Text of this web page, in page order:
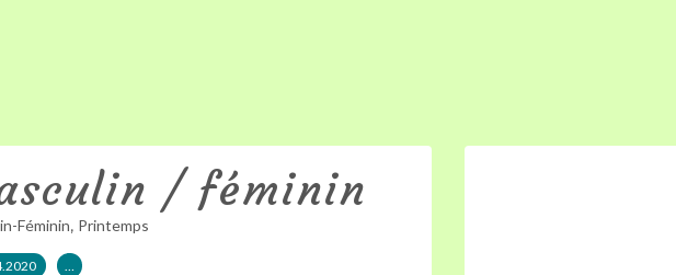
/ féminin
Féminin, Printemps
…